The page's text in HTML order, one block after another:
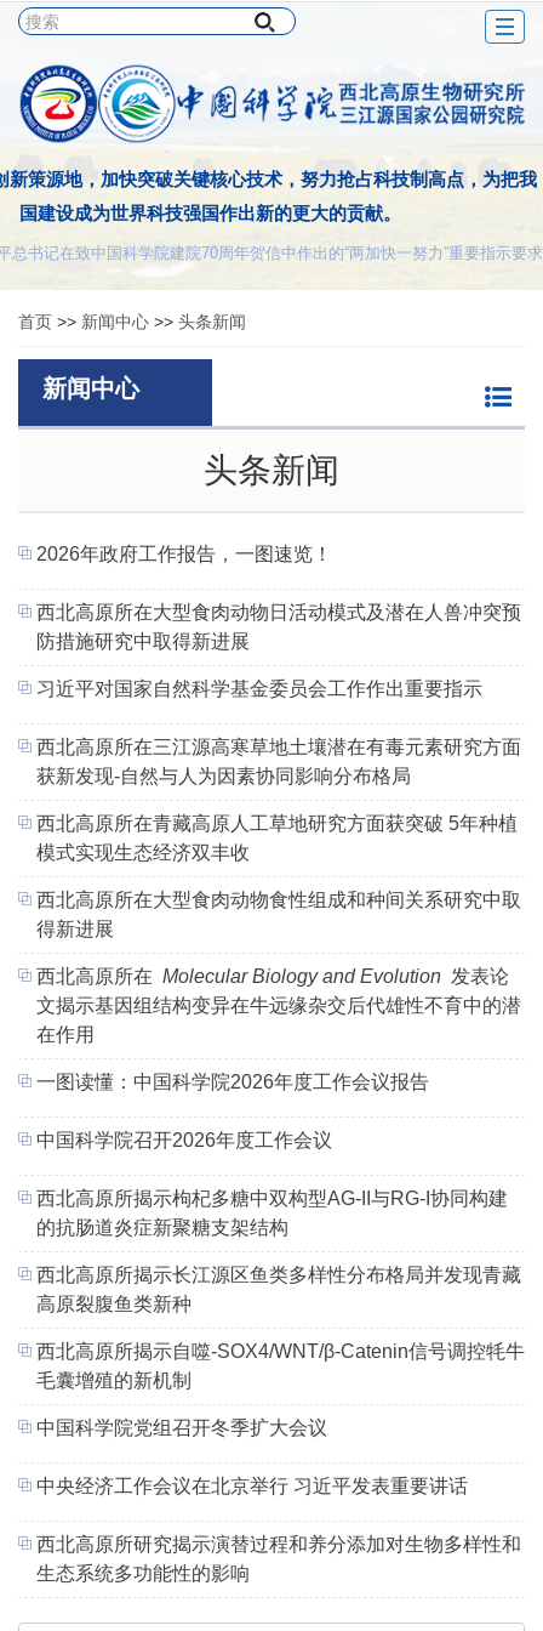
新策源地，加快突破关键核心技术，努力抢占科技制高点，为把我
国建设成为世界科技强国作出新的更大的贡献。
书记在致中国科学院建院70周年贺信中作出的“两加快一努力”重要指示要求
首页 >> 新闻中心 >> 头条新闻
新闻中心
头条新闻
2026年政府工作报告，一图速览！
西北高原所在大型食肉动物日活动模式及潜在人兽冲突预
防措施研究中取得新进展
习近平对国家自然科学基金委员会工作作出重要指示
西北高原所在三江源高寒草地土壤潜在有毒元素研究方面
获新发现-自然与人为因素协同影响分布格局
西北高原所在青藏高原人工草地研究方面获突破 5年种植
模式实现生态经济双丰收
西北高原所在大型食肉动物食性组成和种间关系研究中取
得新进展
西北高原所在 Molecular Biology and Evolution 发表论
文揭示基因组结构变异在牛远缘杂交后代雄性不育中的潜
在作用
一图读懂：中国科学院2026年度工作会议报告
中国科学院召开2026年度工作会议
西北高原所揭示枸杞多糖中双构型AG-II与RG-I协同构建
的抗肠道炎症新聚糖支架结构
西北高原所揭示长江源区鱼类多样性分布格局并发现青藏
高原裂腹鱼类新种
西北高原所揭示自噬-SOX4/WNT/β-Catenin信号调控牦牛
毛囊增殖的新机制
中国科学院党组召开冬季扩大会议
中央经济工作会议在北京举行 习近平发表重要讲话
西北高原所研究揭示演替过程和养分添加对生物多样性和
生态系统多功能性的影响